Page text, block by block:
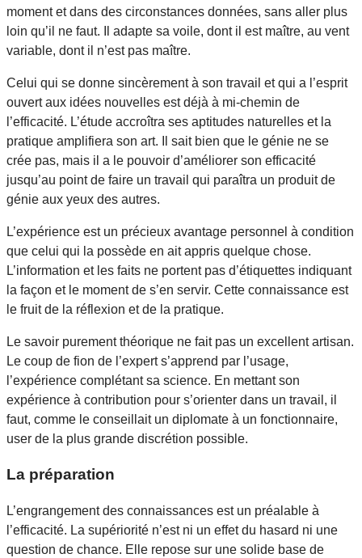
moment et dans des circonstances données, sans aller plus
loin qu’il ne faut. Il adapte sa voile, dont il est maître, au vent
variable, dont il n’est pas maître.
Celui qui se donne sincèrement à son travail et qui a l’esprit
ouvert aux idées nouvelles est déjà à mi-chemin de
l’efficacité. L’étude accroîtra ses aptitudes naturelles et la
pratique amplifiera son art. Il sait bien que le génie ne se
crée pas, mais il a le pouvoir d’améliorer son efficacité
jusqu’au point de faire un travail qui paraîtra un produit de
génie aux yeux des autres.
L’expérience est un précieux avantage personnel à condition
que celui qui la possède en ait appris quelque chose.
L’information et les faits ne portent pas d’étiquettes indiquant
la façon et le moment de s’en servir. Cette connaissance est
le fruit de la réflexion et de la pratique.
Le savoir purement théorique ne fait pas un excellent artisan.
Le coup de fion de l’expert s’apprend par l’usage,
l’expérience complétant sa science. En mettant son
expérience à contribution pour s’orienter dans un travail, il
faut, comme le conseillait un diplomate à un fonctionnaire,
user de la plus grande discrétion possible.
La préparation
L’engrangement des connaissances est un préalable à
l’efficacité. La supériorité n’est ni un effet du hasard ni une
question de chance. Elle repose sur une solide base de